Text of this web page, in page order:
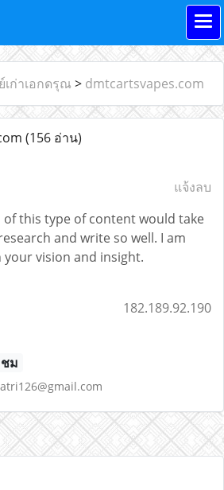
เก่าเอกดรุณ > dmtcartsvapes.com
(156 อ่าน)
แจ้งลบ
this type of content would take
and write so well. I am
vision and insight.
182.189.92.190
ชม